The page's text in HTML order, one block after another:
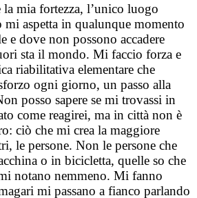
la mia fortezza, l’unico luogo
aspetta in qualunque momento
e dove non possono accadere
sta il mondo. Mi faccio forza e
riabilitativa elementare che
ogni giorno, un passo alla
posso sapere se mi trovassi in
come reagirei, ma in città non è
ciò che mi crea la maggiore
le persone. Non le persone che
o in bicicletta, quelle so che
notano nemmeno. Mi fanno
mi passano a fianco parlando